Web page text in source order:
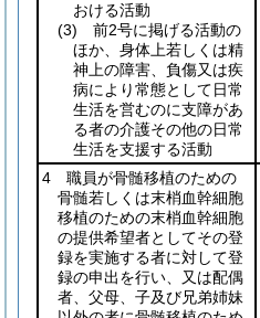
おける活動
(3) 前2号に掲げる活動の
ほか、身体上若しくは精
神上の障害、負傷又は疾
病により常態として日常
生活を営むのに支障があ
る者の介護その他の日常
生活を支援する活動
4 職員が骨髄移植のための
骨髄若しくは末梢血幹細胞
移植のための末梢血幹細胞
の提供希望者としてその登
録を実施する者に対して登
録の申出を行い、又は配偶
者、父母、子及び兄弟姉妹